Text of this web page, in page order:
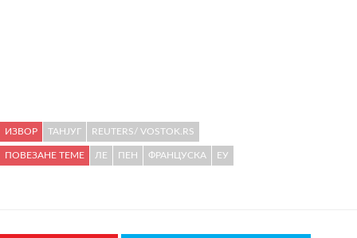
ИЗВОР ТАНЈУГ REUTERS/ VOSTOK.RS
ПОВЕЗАНЕ ТЕМЕ ЛЕ ПЕН ФРАНЦУСКА ЕУ